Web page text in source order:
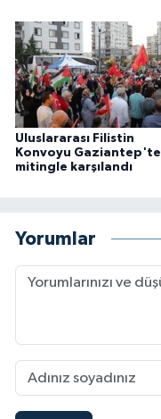
Uluslararası Filistin
Konvoyu Gaziantep'te
mitingle karşılandı
Yorumlar